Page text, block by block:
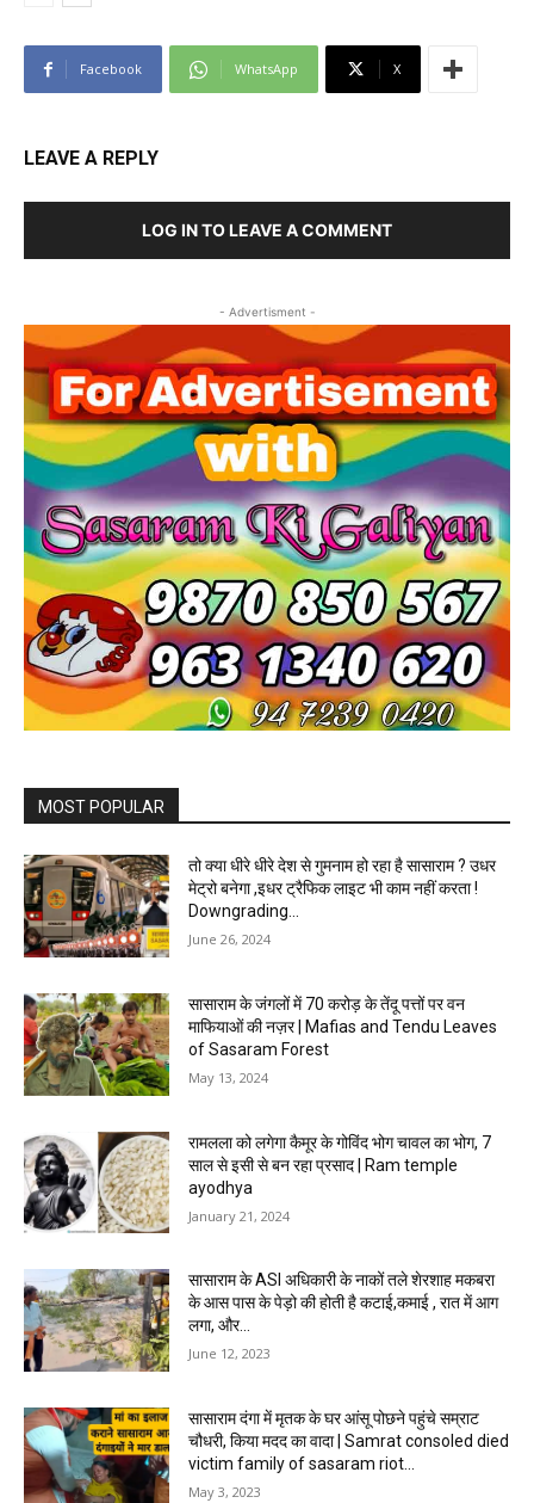
Facebook WhatsApp X
LEAVE A REPLY
LOG IN TO LEAVE A COMMENT
- Advertisment -
MOST POPULAR
तो क्या धीरे धीरे देश से गुमनाम हो रहा है सासाराम ? उधर
मेट्रो बनेगा ,इधर ट्रैफिक लाइट भी काम नहीं करता !
Downgrading...
June 26, 2024
सासाराम के जंगलों में 70 करोड़ के तेंदू पत्तों पर वन
माफियाओं की नज़र | Mafias and Tendu Leaves
of Sasaram Forest
May 13, 2024
रामलला को लगेगा कैमूर के गोविंद भोग चावल का भोग, 7
साल से इसी से बन रहा प्रसाद | Ram temple
ayodhya
January 21, 2024
सासाराम के ASI अधिकारी के नाकों तले शेरशाह मकबरा
के आस पास के पेड़ो की होती है कटाई,कमाई , रात में आग
लगा, और...
June 12, 2023
सासाराम दंगा में मृतक के घर आंसू पोछने पहुंचे सम्राट
चौधरी, किया मदद का वादा | Samrat consoled died
victim family of sasaram riot...
May 3, 2023